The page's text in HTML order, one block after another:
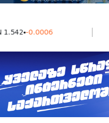
-0.0006